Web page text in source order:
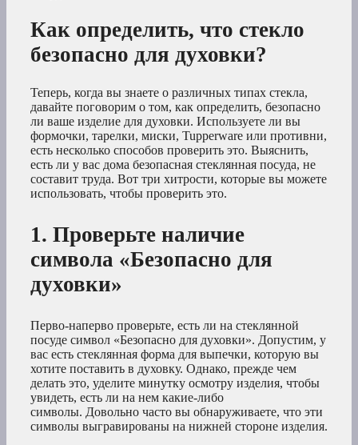
Как определить, что стекло
безопасно для духовки?
Теперь, когда вы знаете о различных типах стекла,
давайте поговорим о том, как определить, безопасно
ли ваше изделие для духовки. Используете ли вы
формочки, тарелки, миски, Tupperware или противни,
есть несколько способов проверить это. Выяснить,
есть ли у вас дома безопасная стеклянная посуда, не
составит труда. Вот три хитрости, которые вы можете
использовать, чтобы проверить это.
1. Проверьте наличие
символа «Безопасно для
духовки»
Перво-наперво проверьте, есть ли на стеклянной
посуде символ «Безопасно для духовки». Допустим, у
вас есть стеклянная форма для выпечки, которую вы
хотите поставить в духовку. Однако, прежде чем
делать это, уделите минутку осмотру изделия, чтобы
увидеть, есть ли на нем какие-либо
символы. Довольно часто вы обнаруживаете, что эти
символы выгравированы на нижней стороне изделия.